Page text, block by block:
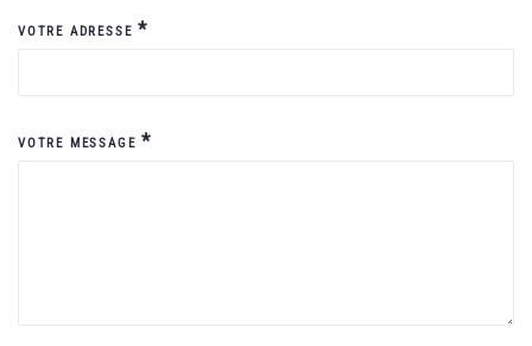
VOTRE ADRESSE*
VOTRE MESSAGE*